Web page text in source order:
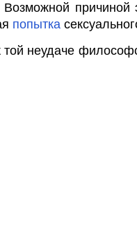
причиной
попытка
той неудаче